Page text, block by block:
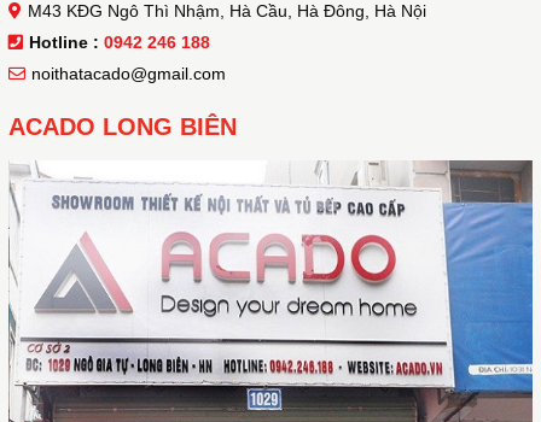
M43 KĐG Ngô Thì Nhậm, Hà Cầu, Hà Đông, Hà Nội
Hotline : 0942 246 188
noithatacado@gmail.com
ACADO LONG BIÊN